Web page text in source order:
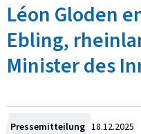
Léon Gloden
Ebling,
Minister des
Pressemitteilung Zum
18.12.2025